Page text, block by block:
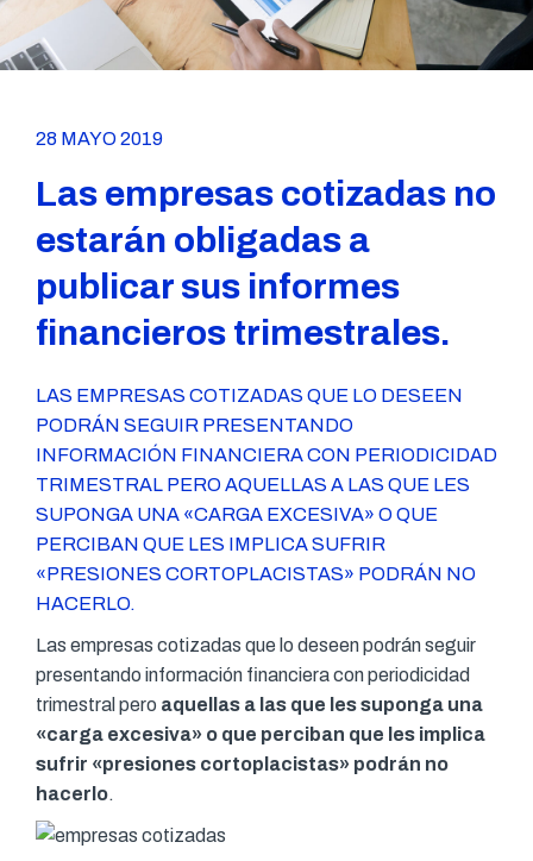
28 MAYO 2019
Las empresas cotizadas no
estarán obligadas a
publicar sus informes
financieros trimestrales.
LAS EMPRESAS COTIZADAS QUE LO DESEEN
PODRÁN SEGUIR PRESENTANDO
INFORMACIÓN FINANCIERA CON PERIODICIDAD
TRIMESTRAL PERO AQUELLAS A LAS QUE LES
SUPONGA UNA «CARGA EXCESIVA» O QUE
PERCIBAN QUE LES IMPLICA SUFRIR
«PRESIONES CORTOPLACISTAS» PODRÁN NO
HACERLO.
Las empresas cotizadas que lo deseen podrán seguir
presentando información financiera con periodicidad
trimestral pero aquellas a las que les suponga una
«carga excesiva» o que perciban que les implica
sufrir «presiones cortoplacistas» podrán no
hacerlo.